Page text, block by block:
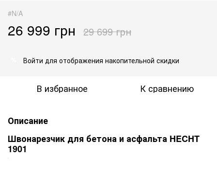
#N/A
26 999 грн 29 699 грн
Войти для отображения накопительной скидки
В избранное К сравнению
Описание
Швонарезчик для бетона и асфальта HECHT
1901